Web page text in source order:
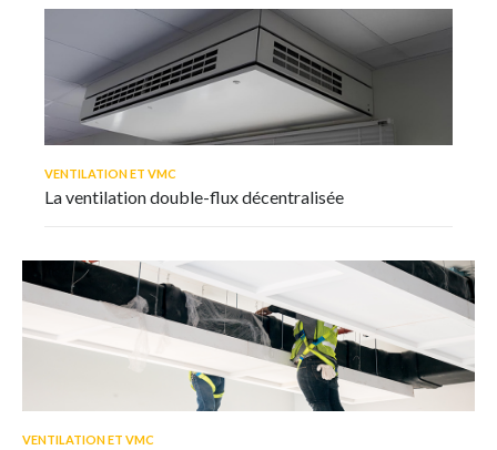
VENTILATION ET VMC
La ventilation double-flux décentralisée
VENTILATION ET VMC